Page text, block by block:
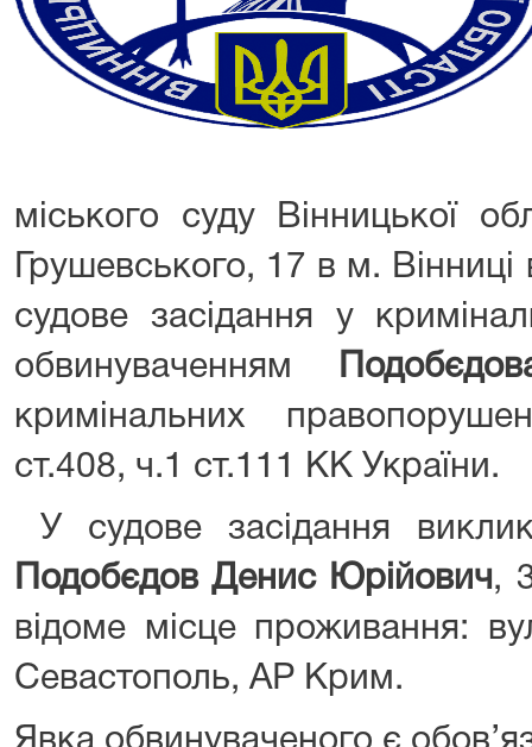
міського суду Вінницької
Грушевського, 17 в м.
судове засідання у
обвинуваченням
кримінальних
ст.408, ч.1 ст.111 КК України.
У судове засідання
Подобєдов Денис Юрійович ,
відоме місце проживання:
Севастополь, АР Крим.